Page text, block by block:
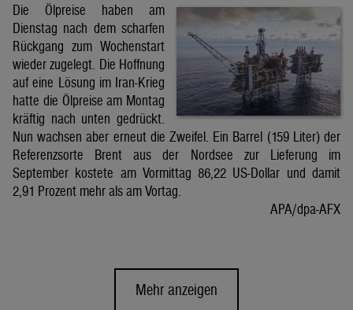
Die Ölpreise haben am
Dienstag nach dem scharfen
Rückgang zum Wochenstart
wieder zugelegt. Die Hoffnung
auf eine Lösung im Iran-Krieg
hatte die Ölpreise am Montag
kräftig nach unten gedrückt.
Nun wachsen aber erneut die Zweifel. Ein Barrel (159 Liter) der
Referenzsorte Brent aus der Nordsee zur Lieferung im
September kostete am Vormittag 86,22 US-Dollar und damit
2,91 Prozent mehr als am Vortag.
APA/dpa-AFX
Mehr anzeigen